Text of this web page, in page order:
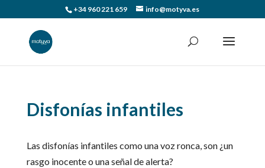
+34 960 221 659 info@motyva.es
Disfonías infantiles
Las disfonías infantiles como una voz ronca, son ¿un
rasgo inocente o una señal de alerta?